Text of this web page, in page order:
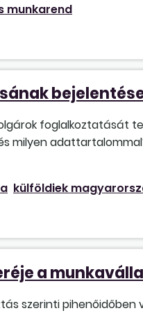
munkarend
foglalkoztatását
milyen
külföldiek
a
szerinti